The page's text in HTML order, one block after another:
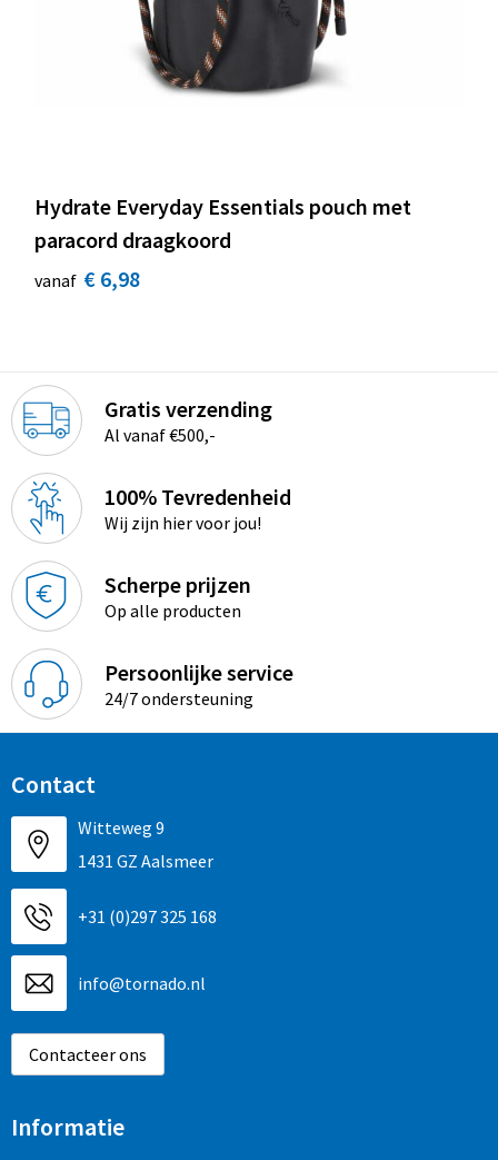
Hydrate Everyday Essentials pouch met
paracord draagkoord
vanaf € 6,98
Gratis verzending
Al vanaf €500,-
100% Tevredenheid
Wij zijn hier voor jou!
Scherpe prijzen
Op alle producten
Persoonlijke service
24/7 ondersteuning
Contact
Witteweg 9
1431 GZ Aalsmeer
+31 (0)297 325 168
info@tornado.nl
Contacteer ons
Informatie